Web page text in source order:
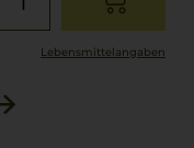
Lebensmittel­angaben